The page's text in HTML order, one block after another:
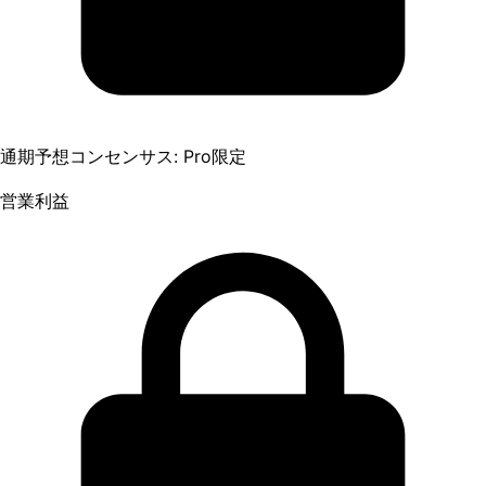
通期予想コンセンサス: Pro限定
営業利益